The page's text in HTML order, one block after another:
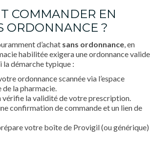
COMMANDER EN
ORDONNANCE ?
d’achat sans ordonnance, en
habilitée exigera une ordonnance valide
démarche typique :
ordonnance scannée via l’espace
de la pharmacie.
vérifie la validité de votre prescription.
confirmation de commande et un lien de
votre boîte de Provigil (ou générique)